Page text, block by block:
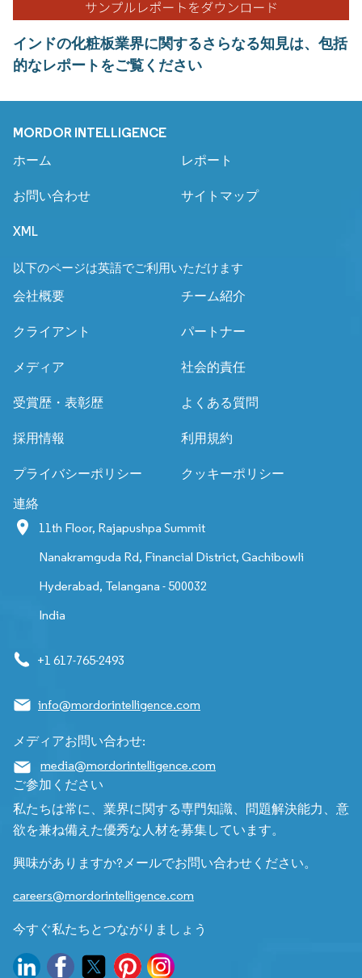
インドの化粧板業界に関するさらなる知見は、包括
的なレポートをご覧ください
MORDOR INTELLIGENCE
ホーム レポート
お問い合わせ サイトマップ
XML
以下のページは英語でご利用いただけます
会社概要 チーム紹介
クライアント パートナー
メディア 社会的責任
受賞歴・表彰歴 よくある質問
採用情報 利用規約
プライバシーポリシー クッキーポリシー
連絡
11th Floor, Rajapushpa Summit
Nanakramguda Rd, Financial District, Gachibowli
Hyderabad, Telangana - 500032
India
+1 617-765-2493
info@mordorintelligence.com
メディアお問い合わせ:
media@mordorintelligence.com
ご参加ください
私たちは常に、業界に関する専門知識、問題解決能力、意
欲を兼ね備えた優秀な人材を募集しています。
興味がありますか?メールでお問い合わせください。
careers@mordorintelligence.com
今すぐ私たちとつながりましょう